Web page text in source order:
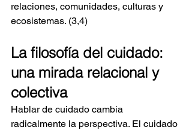
relaciones, comunidades, culturas y
ecosistemas. (3,4)
La filosofía del cuidado:
una mirada relacional y
colectiva
Hablar de cuidado cambia
radicalmente la perspectiva. El cuidado